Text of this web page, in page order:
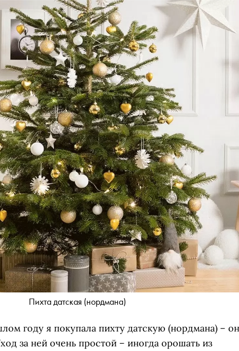
Пихта датская (нордмана)
году я покупала пихту датскую (нордмана) –
за ней очень простой – иногда орошать из